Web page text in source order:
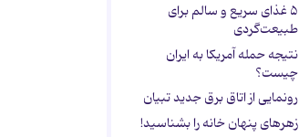
۵ غذای سریع و سالم برای
طبیعت‌گردی
نتیجه حمله آمریکا به ایران
چیست؟
رونمایی از اتاق برق جدید تبیان
زهرهای پنهان خانه را بشناسید!